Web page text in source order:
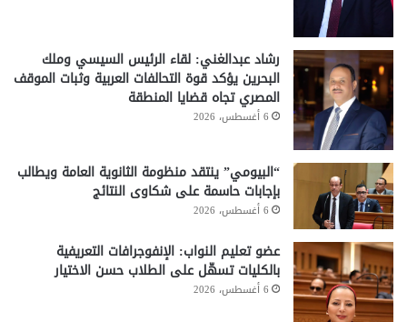
رشاد عبدالغني: لقاء الرئيس السيسي وملك
البحرين يؤكد قوة التحالفات العربية وثبات الموقف
المصري تجاه قضايا المنطقة
6 أغسطس، 2026
“البيومي” ينتقد منظومة الثانوية العامة ويطالب
بإجابات حاسمة على شكاوى النتائج
6 أغسطس، 2026
عضو تعليم النواب: الإنفوجرافات التعريفية
بالكليات تسهّل على الطلاب حسن الاختيار
6 أغسطس، 2026